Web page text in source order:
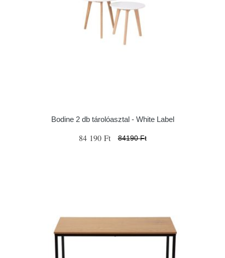
Bodine 2 db tárolóasztal - White Label
84 190 Ft 84190 Ft